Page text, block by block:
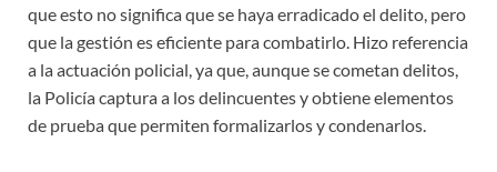
que esto no significa que se haya erradicado el delito, pero
que la gestión es eficiente para combatirlo. Hizo referencia
a la actuación policial, ya que, aunque se cometan delitos,
la Policía captura a los delincuentes y obtiene elementos
de prueba que permiten formalizarlos y condenarlos.